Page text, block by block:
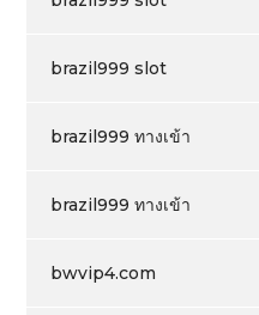
brazil999 slot
brazil999 ทางเข้า
brazil999 ทางเข้า
bwvip4.com